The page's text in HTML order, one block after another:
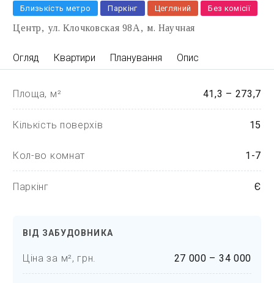
Близькість метро Паркінг Цегляний Без комісії
Центр ул. Клочковская 98А м. Научная
Огляд Квартири Планування Опис
Площа, м² 41,3 – 273,7
Кількість поверхів 15
Кол-во комнат 1-7
Паркінг Є
ВІД ЗАБУДОВНИКА
Ціна за м², грн. 27 000 – 34 000